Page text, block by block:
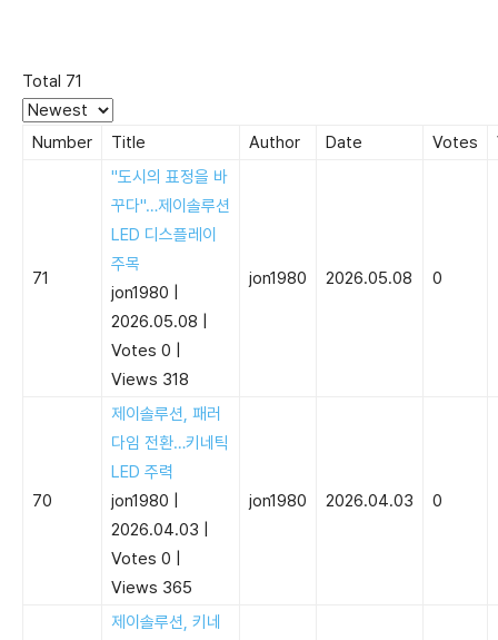
Total 71
Number Title Author Date Votes
71
"도시의 표정을 바
꾸다"…제이솔루션
LED 디스플레이
주목
jon1980
2026.05.08
Votes 0
Views 318
jon1980 2026.05.08 0
70
제이솔루션, 패러
다임 전환…키네틱
LED 주력
jon1980
2026.04.03
Votes 0
Views 365
jon1980 2026.04.03 0
제이솔루션, 키네